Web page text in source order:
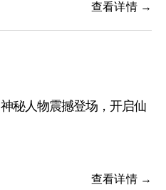
查看详情 →
秘人物震撼登场，开启仙
查看详情 →